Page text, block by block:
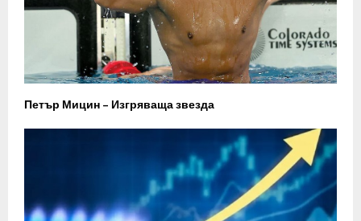
Петър Мицин – Изгряваща звезда